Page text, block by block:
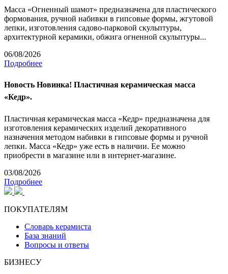
Масса «Огненный шамот» предназначена для пластического
формования, ручной набивки в гипсовые формы, жгутовой
лепки, изготовления садово-парковой скульптуры,
архитектурной керамики, обжига огненной скульптуры...
06/08/2026
Подробнее
Новость Новинка! Пластичная керамическая масса
«Кедр».
Пластичная керамическая масса «Кедр» предназначена для
изготовления керамических изделий декоративного
назначения методом набивки в гипсовые формы и ручной
лепки. Масса «Кедр» уже есть в наличии. Ее можно
приобрести в магазине или в интернет-магазине.
03/08/2026
Подробнее
ПОКУПАТЕЛЯМ
Словарь керамиста
База знаний
Вопросы и ответы
БИЗНЕСУ